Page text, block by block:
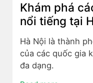
Khám phá
nổi tiếng tại
Hà Nội là thành
của các quốc gia
đa dạng.